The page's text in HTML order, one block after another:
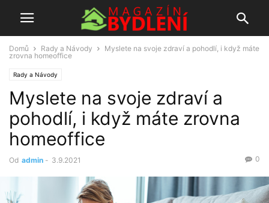
Domů Rady a Návody
Myslete na svoje zdraví a pohodlí, i když máte
zrovna homeoffice
Rady a Návody
Myslete na svoje zdraví a
pohodlí, i když máte zrovna
homeoffice
Od admin - 3.9.2021 0